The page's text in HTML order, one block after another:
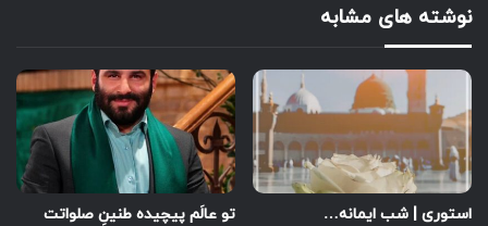
نوشته های مشابه
استوری | شب ایمانه… تو عالَم پیچیده طنینِ صلواتت